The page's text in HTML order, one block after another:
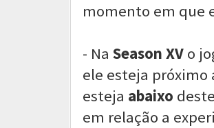
momento em que
- Na Season XV o
ele esteja próximo
esteja abaixo
em relação a